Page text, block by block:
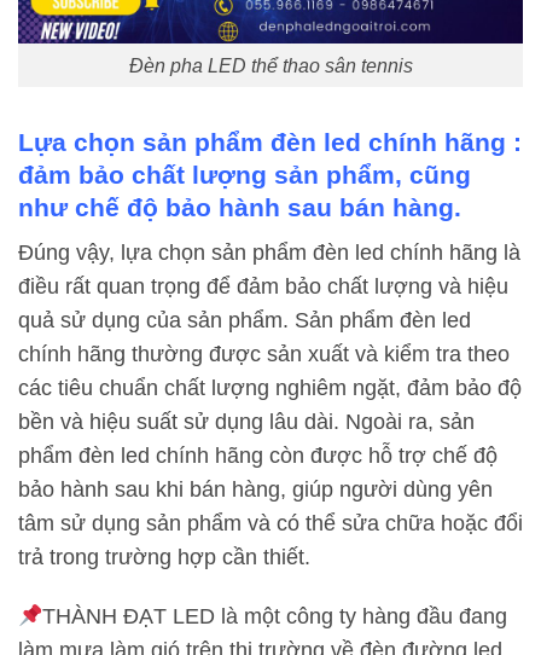
Đèn pha LED thể thao sân tennis
Lựa chọn sản phẩm đèn led chính hãng :
đảm bảo chất lượng sản phẩm, cũng
như chế độ bảo hành sau bán hàng.
Đúng vậy, lựa chọn sản phẩm đèn led chính hãng là
điều rất quan trọng để đảm bảo chất lượng và hiệu
quả sử dụng của sản phẩm. Sản phẩm đèn led
chính hãng thường được sản xuất và kiểm tra theo
các tiêu chuẩn chất lượng nghiêm ngặt, đảm bảo độ
bền và hiệu suất sử dụng lâu dài. Ngoài ra, sản
phẩm đèn led chính hãng còn được hỗ trợ chế độ
bảo hành sau khi bán hàng, giúp người dùng yên
tâm sử dụng sản phẩm và có thể sửa chữa hoặc đổi
trả trong trường hợp cần thiết.
THÀNH ĐẠT LED là một công ty hàng đầu đang
làm mưa làm gió trên thị trường về đèn đường led.